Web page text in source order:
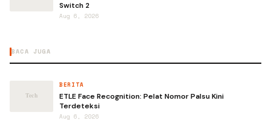
Switch 2
Aug 6, 2026
BACA JUGA
BERITA
ETLE Face Recognition: Pelat Nomor Palsu Kini
Terdeteksi
Aug 6, 2026